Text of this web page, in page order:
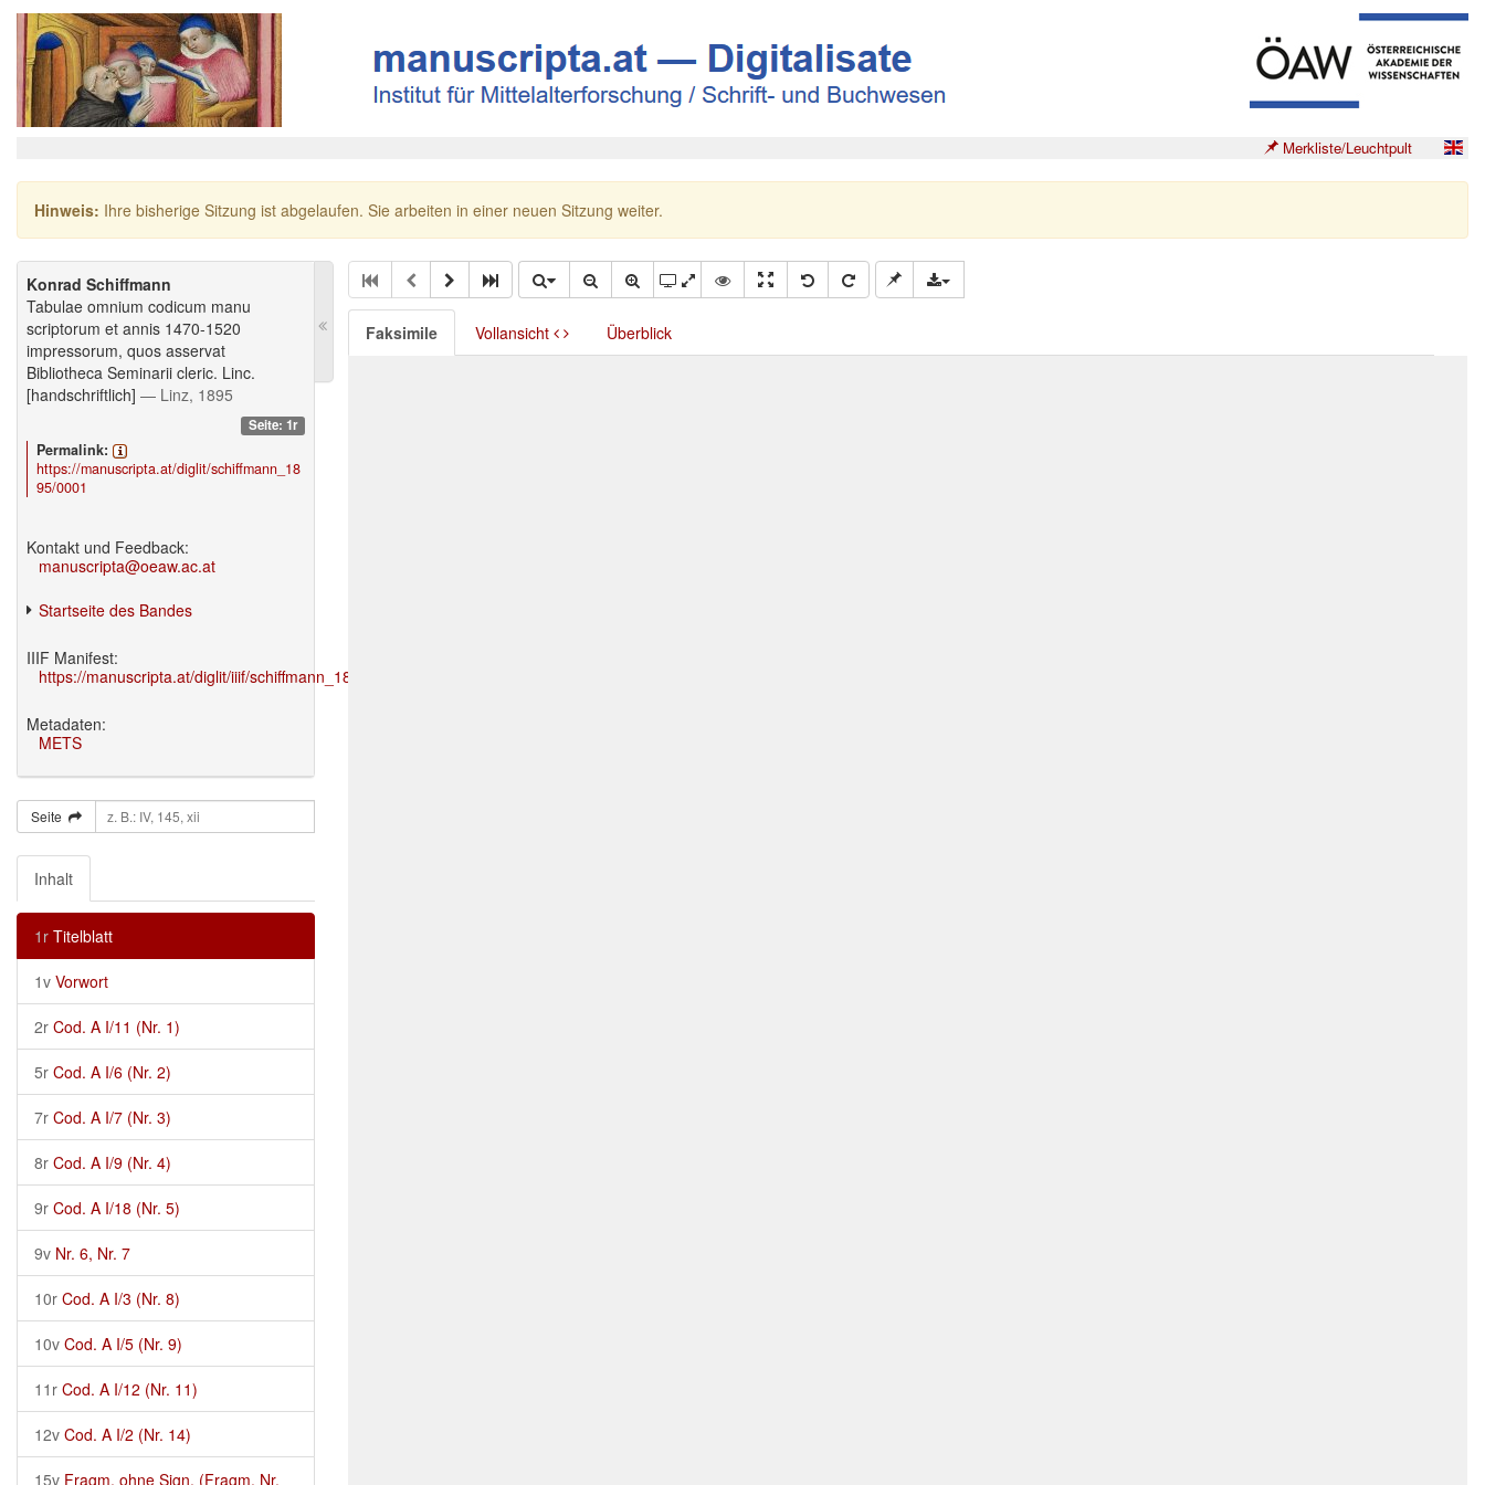
Merkliste/Leuchtpult
Hinweis: Ihre bisherige Sitzung ist abgelaufen. Sie arbeiten in einer neuen Sitzung weiter.
Konrad Schiffmann
Tabulae omnium codicum manu
scriptorum et annis 1470-1520
impressorum, quos asservat
Bibliotheca Seminarii cleric. Linc.
[handschriftlich] — Linz, 1895
Seite: 1r
Permalink:
https://manuscripta.at/diglit/schiffmann_18
95/0001
Kontakt und Feedback:
manuscripta@oeaw.ac.at
Startseite des Bandes
IIIF Manifest:
https://manuscripta.at/diglit/iiif/schiffmann_1895/manifest.json
Metadaten:
METS
Seite
Inhalt
1r Titelblatt
1v Vorwort
2r Cod. A I/11 (Nr. 1)
5r Cod. A I/6 (Nr. 2)
7r Cod. A I/7 (Nr. 3)
8r Cod. A I/9 (Nr. 4)
9r Cod. A I/18 (Nr. 5)
9v Nr. 6, Nr. 7
10r Cod. A I/3 (Nr. 8)
10v Cod. A I/5 (Nr. 9)
11r Cod. A I/12 (Nr. 11)
12v Cod. A I/2 (Nr. 14)
15v Fragm. ohne Sign. (Fragm. Nr.
Faksimile Vollansicht Überblick